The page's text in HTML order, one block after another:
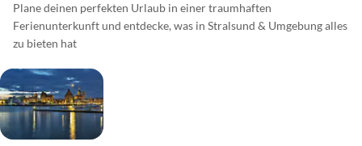
Plane deinen perfekten Urlaub in einer traumhaften
Ferienunterkunft und entdecke, was in Stralsund & Umgebung alles
zu bieten hat